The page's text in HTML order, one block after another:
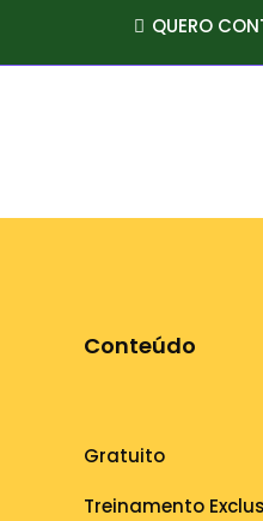
QUERO
Conteúdo
Gratuito
Treinamento